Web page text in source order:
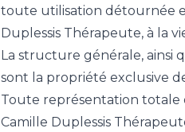
toute utilisation détournée
Duplessis Thérapeute, à la
La structure générale, ainsi
sont la propriété exclusive
Toute représentation totale
Camille Duplessis